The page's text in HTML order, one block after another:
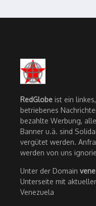
RedGlobe ist ein
betriebenes
bezahlte Werbung,
Banner u.ä. sind
vergütet werden.
werden von uns
Unter der Domain
Unterseite mit
Venezuela